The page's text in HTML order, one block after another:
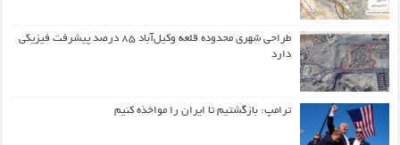
طراحی شهری محدوده قلعه وکیل‌آباد ۸۵ درصد پیشرفت فیزیکی
دارد
ترامپ: بازگشتیم تا ایران را مواخذه کنیم